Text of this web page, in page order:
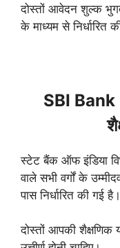
दोस्तों आवेदन शुल्क
के माध्यम से निर्धारित
SBI
स्टेट बैंक ऑफ इंडिया
वाले सभी वर्गों के
पास निर्धारित की गई है।
दोस्तों आपकी शैक्षणिक